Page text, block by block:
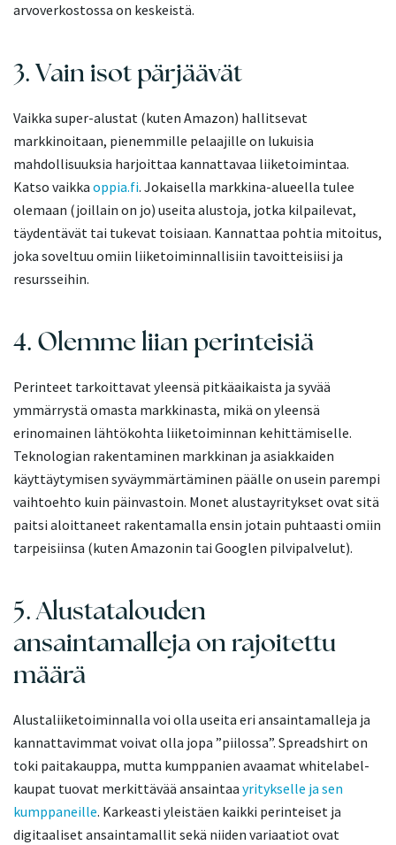
arvoverkostossa on keskeistä.
3. Vain isot pärjäävät
Vaikka super-alustat (kuten Amazon) hallitsevat
markkinoitaan, pienemmille pelaajille on lukuisia
mahdollisuuksia harjoittaa kannattavaa liiketoimintaa.
Katso vaikka oppia.fi. Jokaisella markkina-alueella tulee
olemaan (joillain on jo) useita alustoja, jotka kilpailevat,
täydentävät tai tukevat toisiaan. Kannattaa pohtia mitoitus,
joka soveltuu omiin liiketoiminnallisiin tavoitteisiisi ja
resursseihin.
4. Olemme liian perinteisiä
Perinteet tarkoittavat yleensä pitkäaikaista ja syvää
ymmärrystä omasta markkinasta, mikä on yleensä
erinomainen lähtökohta liiketoiminnan kehittämiselle.
Teknologian rakentaminen markkinan ja asiakkaiden
käyttäytymisen syväymmärtäminen päälle on usein parempi
vaihtoehto kuin päinvastoin. Monet alustayritykset ovat sitä
paitsi aloittaneet rakentamalla ensin jotain puhtaasti omiin
tarpeisiinsa (kuten Amazonin tai Googlen pilvipalvelut).
5. Alustatalouden
ansaintamalleja on rajoitettu
määrä
Alustaliiketoiminnalla voi olla useita eri ansaintamalleja ja
kannattavimmat voivat olla jopa ”piilossa”. Spreadshirt on
toki paitakauppa, mutta kumppanien avaamat whitelabel-
kaupat tuovat merkittävää ansaintaa yritykselle ja sen
kumppaneille. Karkeasti yleistäen kaikki perinteiset ja
digitaaliset ansaintamallit sekä niiden variaatiot ovat